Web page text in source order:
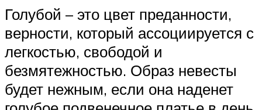
Голубой – это цвет преданности,
верности, который ассоциируется с
легкостью, свободой и
безмятежностью. Образ невесты
будет нежным, если она наденет